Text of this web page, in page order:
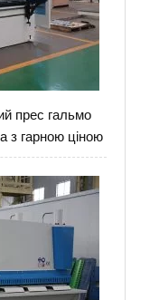
прес гальмо
з гарною ціною